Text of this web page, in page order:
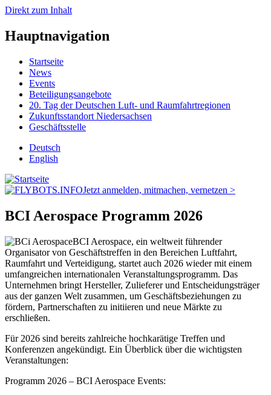
Direkt zum Inhalt
Hauptnavigation
Startseite
News
Events
Beteiligungsangebote
20. Tag der Deutschen Luft- und Raumfahrtregionen
Zukunftsstandort Niedersachsen
Geschäftsstelle
Deutsch
English
Jetzt anmelden, mitmachen, vernetzen >
BCI Aerospace Programm 2026
BCI Aerospace, ein weltweit führender
Organisator von Geschäftstreffen in den Bereichen Luftfahrt,
Raumfahrt und Verteidigung, startet auch 2026 wieder mit einem
umfangreichen internationalen Veranstaltungsprogramm. Das
Unternehmen bringt Hersteller, Zulieferer und Entscheidungsträger
aus der ganzen Welt zusammen, um Geschäftsbeziehungen zu
fördern, Partnerschaften zu initiieren und neue Märkte zu
erschließen.
Für 2026 sind bereits zahlreiche hochkarätige Treffen und
Konferenzen angekündigt. Ein Überblick über die wichtigsten
Veranstaltungen:
Programm 2026 – BCI Aerospace Events: